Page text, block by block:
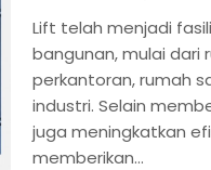
Lift telah menjadi
bangunan, mulai dari
perkantoran, rumah
industri. Selain
juga meningkatkan
memberikan…